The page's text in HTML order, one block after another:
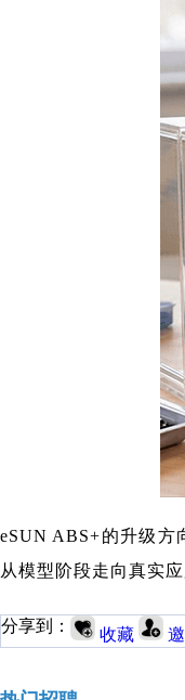
eSUN ABS+的升级
从模型阶段走向真实应
分享到： 收藏